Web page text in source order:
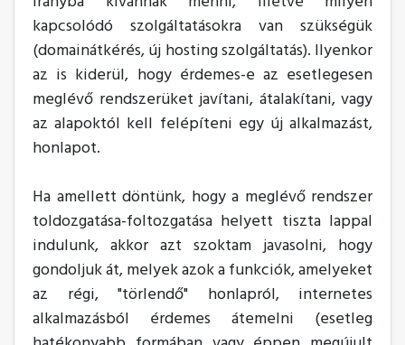
kapcsolódó szolgáltatásokra van szükségük
(domainátkérés, új hosting szolgáltatás). Ilyenkor
az is kiderül, hogy érdemes-e az esetlegesen
meglévő rendszerüket javítani, átalakítani, vagy
az alapoktól kell felépíteni egy új alkalmazást,
honlapot.
Ha amellett döntünk, hogy a meglévő rendszer
toldozgatása-foltozgatása helyett tiszta lappal
indulunk, akkor azt szoktam javasolni, hogy
gondoljuk át, melyek azok a funkciók, amelyeket
az régi, "törlendő" honlapról, internetes
alkalmazásból érdemes átemelni (esetleg